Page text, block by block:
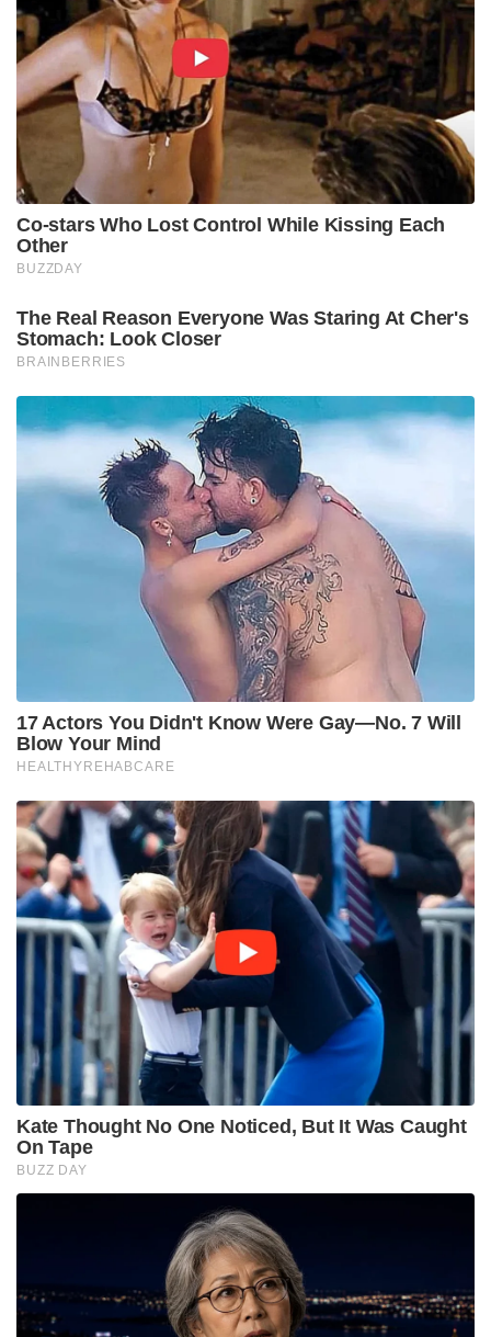
Co-stars Who Lost Control While Kissing Each
Other
BUZZDAY
The Real Reason Everyone Was Staring At Cher's
Stomach: Look Closer
BRAINBERRIES
17 Actors You Didn't Know Were Gay—No. 7 Will
Blow Your Mind
HEALTHYREHABCARE
Kate Thought No One Noticed, But It Was Caught
On Tape
BUZZ DAY